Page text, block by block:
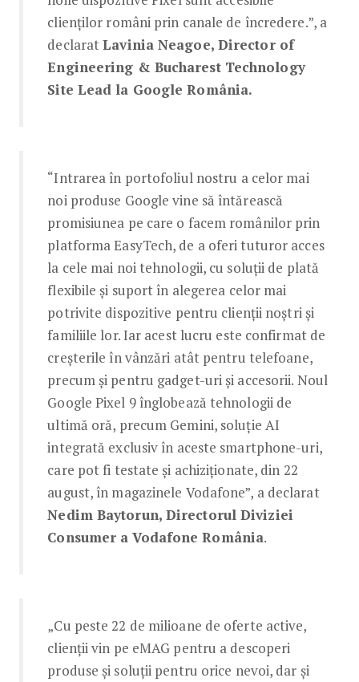
clienților români prin canale de încredere.”, a
declaratLavinia Neagoe, Director of
Engineering & Bucharest Technology
Site Lead la Google România.
“Intrarea în portofoliul nostru a celor mai
noi produse Google vine să întărească
promisiunea pe care o facem românilor prin
platforma EasyTech, de a oferi tuturor acces
la cele mai noi tehnologii, cu soluții de plată
flexibile și suport în alegerea celor mai
potrivite dispozitive pentru clienții noștri și
familiile lor. Iar acest lucru este confirmat de
creșterile în vânzări atât pentru telefoane,
precum și pentru gadget-uri și accesorii. Noul
Google Pixel 9 înglobează tehnologii de
ultimă oră, precum Gemini, soluție AI
integrată exclusiv în aceste smartphone-uri,
care pot fi testate și achiziționate, din 22
august, în magazinele Vodafone”, a declarat
Nedim Baytorun, Directorul Diviziei
Consumer a Vodafone România.
„Cu peste 22 de milioane de oferte active,
clienții vin pe eMAG pentru a descoperi
produse și soluții pentru orice nevoi, dar și